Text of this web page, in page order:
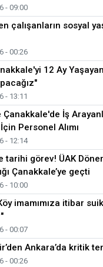
- 09:00
çalışanların sosyal
- 00:26
12 Ay
- 13:11
Çanakkale'de İş
Personel Alımı
- 12:14
tarihi görev! ÜAK
Çanakkale’ye geçti
- 10:00
imamımıza itibar
- 00:07
Ankara’da kritik
- 00:26